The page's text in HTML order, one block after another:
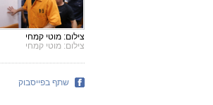
צילום: מוטי קמחי
צילום: מוטי קמחי
שתף בפייסבוק